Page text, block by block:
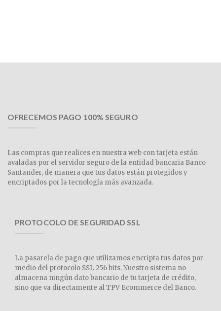
OFRECEMOS PAGO 100% SEGURO
Las compras que realices en nuestra web con tarjeta están
avaladas por el servidor seguro de la entidad bancaria Banco
Santander, de manera que tus datos están protegidos y
encriptados por la tecnología más avanzada.
PROTOCOLO DE SEGURIDAD SSL
La pasarela de pago que utilizamos encripta tus datos por
medio del protocolo SSL 256 bits. Nuestro sistema no
almacena ningún dato bancario de tu tarjeta de crédito,
sino que va directamente al TPV Ecommerce del Banco.